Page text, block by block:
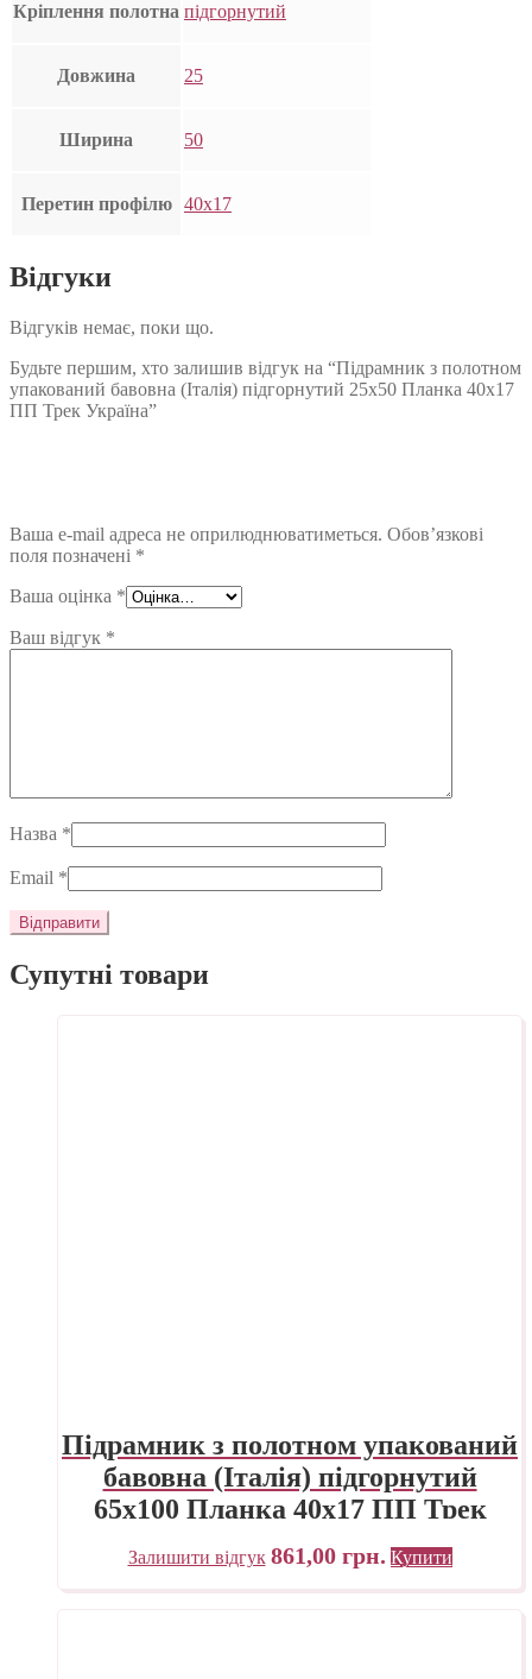
Кріплення полотна підгорнутий
Довжина 25
Ширина 50
Перетин профілю 40х17
Відгуки
Відгуків немає, поки що.
Будьте першим, хто залишив відгук на “Підрамник з полотном
упакований бавовна (Італія) підгорнутий 25х50 Планка 40х17
ПП Трек Україна”
Ваша e-mail адреса не оприлюднюватиметься. Обов’язкові
поля позначені *
Ваша оцінка *
Ваш відгук *
Назва *
Email *
Супутні товари
Підрамник з полотном упакований
бавовна (Італія) підгорнутий
65х100 Планка 40х17 ПП Трек
Україна
Залишити відгук 861,00 грн. Купити